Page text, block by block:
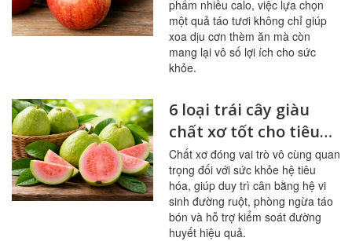
khỏe mạnh
phẩm nhiều calo, việc lựa chọn
một quả táo tươi không chỉ giúp
xoa dịu cơn thèm ăn mà còn
mang lại vô số lợi ích cho sức
khỏe.
6 loại trái cây giàu
chất xơ tốt cho tiêu
hóa, đường huyết
Chất xơ đóng vai trò vô cùng quan
trọng đối với sức khỏe hệ tiêu
hóa, giúp duy trì cân bằng hệ vi
sinh đường ruột, phòng ngừa táo
bón và hỗ trợ kiểm soát đường
huyết hiệu quả.